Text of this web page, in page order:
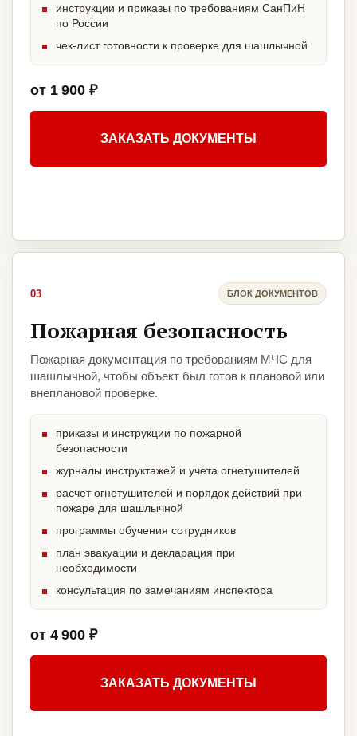
инструкции и приказы по требованиям СанПиН
по России
чек-лист готовности к проверке для шашлычной
от 1 900 ₽
ЗАКАЗАТЬ ДОКУМЕНТЫ
03 БЛОК ДОКУМЕНТОВ
Пожарная безопасность
Пожарная документация по требованиям МЧС для
шашлычной, чтобы объект был готов к плановой или
внеплановой проверке.
приказы и инструкции по пожарной
безопасности
журналы инструктажей и учета огнетушителей
расчет огнетушителей и порядок действий при
пожаре для шашлычной
программы обучения сотрудников
план эвакуации и декларация при
необходимости
консультация по замечаниям инспектора
от 4 900 ₽
ЗАКАЗАТЬ ДОКУМЕНТЫ